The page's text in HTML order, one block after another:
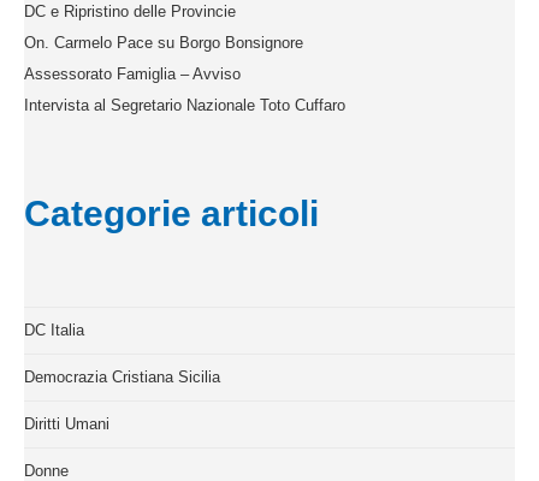
DC e Ripristino delle Provincie
On. Carmelo Pace su Borgo Bonsignore
Assessorato Famiglia – Avviso
Intervista al Segretario Nazionale Toto Cuffaro
Categorie articoli
DC Italia
Democrazia Cristiana Sicilia
Diritti Umani
Donne